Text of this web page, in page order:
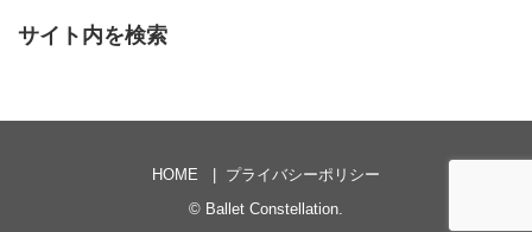
サイト内を検索
HOME
プライバシーポリシー
© Ballet Constellation.